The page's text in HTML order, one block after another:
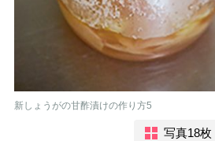
新しょうがの甘酢漬けの作り方5
写真18枚